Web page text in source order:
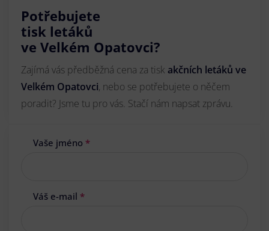
Potřebujete
tisk letáků
ve Velkém Opatovci?
Zajímá vás předběžná cena za tisk akčních letáků ve
Velkém Opatovci, nebo se potřebujete o něčem
poradit? Jsme tu pro vás. Stačí nám napsat zprávu.
Vaše jméno *
Váš e-mail *